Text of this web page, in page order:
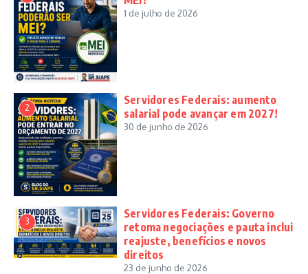
1 de julho de 2026
2
Servidores Federais: aumento
salarial pode avançar em 2027!
30 de junho de 2026
3
Servidores Federais: Governo
retoma negociações e pauta inclui
reajuste, benefícios e novos
direitos
23 de junho de 2026